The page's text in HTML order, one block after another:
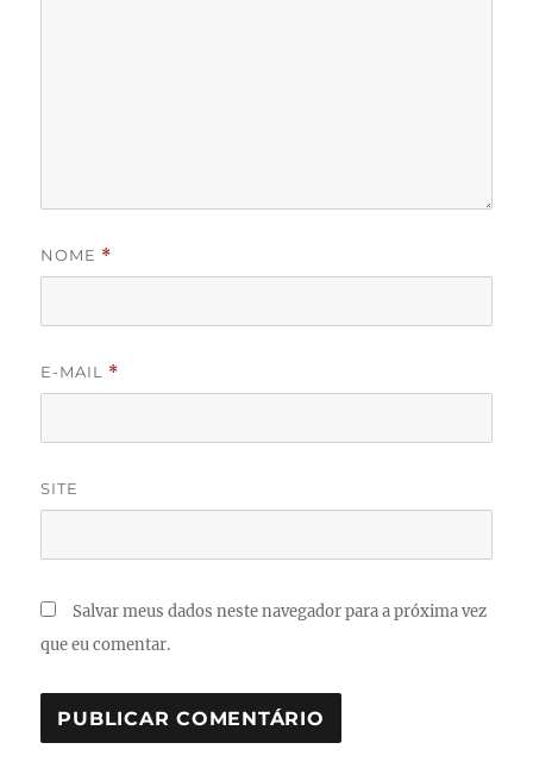
NOME *
E-MAIL *
SITE
Salvar meus dados neste navegador para a próxima vez
que eu comentar.